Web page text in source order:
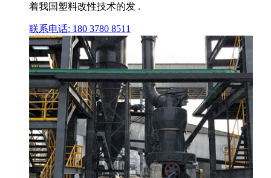
着我国塑料改性技术的发 .
联系电话: 180 3780 8511